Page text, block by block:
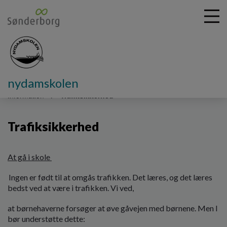
nydamskolen
Information Trafiksikkerhed
Trafiksikkerhed
At gå i skole
Ingen er født til at omgås trafikken. Det læres, og det læres
bedst ved at være i trafikken. Vi ved,
at børnehaverne forsøger at øve gåvejen med børnene. Men I
bør understøtte dette: